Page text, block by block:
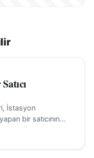
İstasyon
bir satıcının